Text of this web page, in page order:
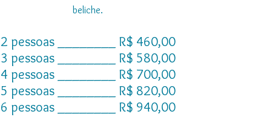
beliche.
2 pessoas ________ R$ 460,00
3 pessoas ________ R$ 580,00
4 pessoas ________ R$ 700,00
pessoas ________ R$ 820,00
6 pessoas ________ R$ 940,00